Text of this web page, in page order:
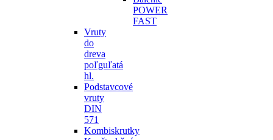
POWER
FAST
Vruty
do
dreva
poľguľatá
hl.
Podstavcové
vruty
DIN
571
Kombiskrutky